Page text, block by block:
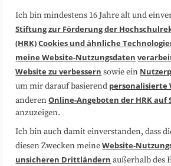
Über uns FAQ
Medienarbeit
Datenschutzerklärung
Sitemap
Folgen Sie uns
Ich bin mindestens 16 Jahre alt und
Stiftung zur Förderung der
(HRK)Cookies und ähnliche
meine Website-Nutzungsdaten
Website zu verbessern sowie ein
um mir darauf basierend personalisierte
anderenOnline-Angeboten der HRK auf
anzuzeigen.
Ich bin auch damit einverstanden, dass
diesen Zwecken meineWebsite-
unsicheren Drittländern außerhalb des